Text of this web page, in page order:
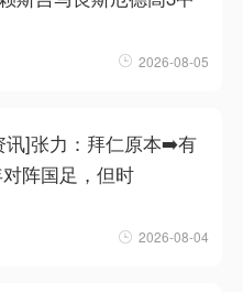
2026-08-05
讯]张力：拜仁原本➡️有
阵国足，但时
2026-08-04